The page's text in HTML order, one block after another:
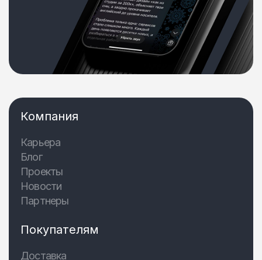
Компания
Карьера
Блог
Проекты
Новости
Партнеры
Покупателям
Доставка